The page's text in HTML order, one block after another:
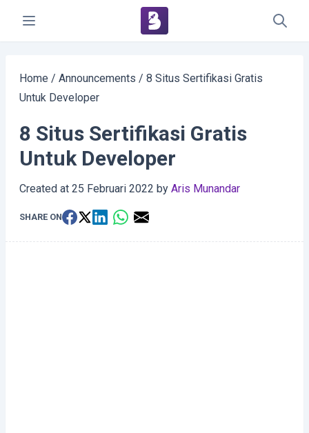
Home / Announcements / 8 Situs Sertifikasi Gratis
Untuk Developer
8 Situs Sertifikasi Gratis
Untuk Developer
Created at 25 Februari 2022 by Aris Munandar
SHARE ON